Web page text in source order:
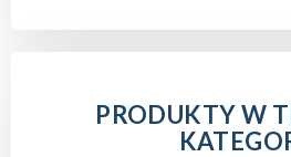
PRODUKTY W